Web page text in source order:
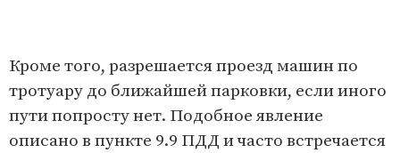
Кроме того, разрешается проезд машин по
тротуару до ближайшей парковки, если иного
пути попросту нет. Подобное явление
описано в пункте 9.9 ПДД и часто встречается